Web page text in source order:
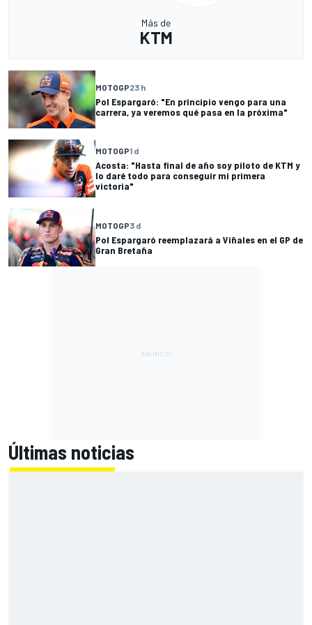
Más de
KTM
MOTOGP23 h
Pol Espargaró: "En principio vengo para una
carrera, ya veremos qué pasa en la próxima"
MOTOGP1 d
Acosta: "Hasta final de año soy piloto de KTM y
lo daré todo para conseguir mi primera
victoria"
MOTOGP3 d
Pol Espargaró reemplazará a Viñales en el GP de
Gran Bretaña
Últimas noticias